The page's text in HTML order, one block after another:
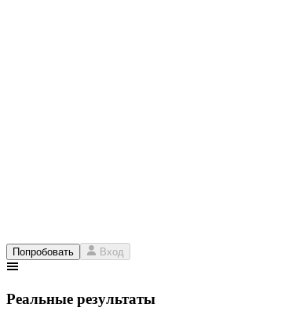
Попробовать Вход
Реальные результаты